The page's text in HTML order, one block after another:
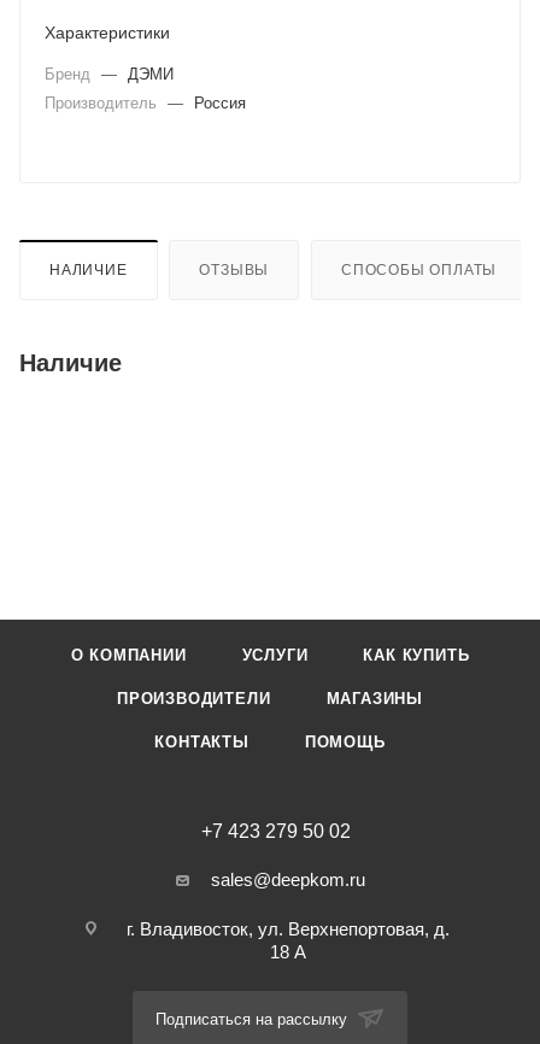
Характеристики
Бренд — ДЭМИ
Производитель
— Россия
НАЛИЧИЕ ОТЗЫВЫ СПОСОБЫ ОПЛАТЫ
Наличие
О КОМПАНИИ УСЛУГИ КАК КУПИТЬ
ПРОИЗВОДИТЕЛИ МАГАЗИНЫ
КОНТАКТЫ ПОМОЩЬ
+7 423 279 50 02
sales@deepkom.ru
г. Владивосток, ул. Верхнепортовая, д.
18 А
Подписаться на рассылку